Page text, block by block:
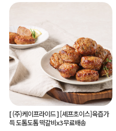
[ (주)케이프라이드 ][셰프초이스]육즙가
득 도톰도톰 떡갈비x3 무료배송